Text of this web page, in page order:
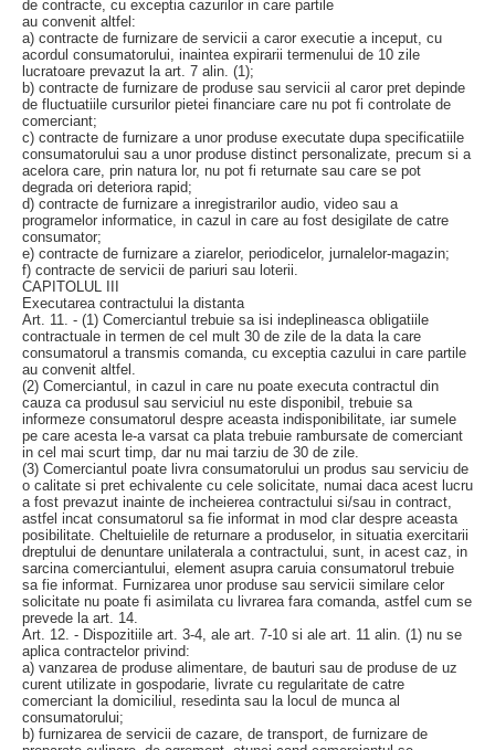
de contracte, cu exceptia cazurilor in care partile
au convenit altfel:
a) contracte de furnizare de servicii a caror executie a inceput, cu
acordul consumatorului, inaintea expirarii termenului de 10 zile
lucratoare prevazut la art. 7 alin. (1);
b) contracte de furnizare de produse sau servicii al caror pret depinde
de fluctuatiile cursurilor pietei financiare care nu pot fi controlate de
comerciant;
c) contracte de furnizare a unor produse executate dupa specificatiile
consumatorului sau a unor produse distinct personalizate, precum si a
acelora care, prin natura lor, nu pot fi returnate sau care se pot
degrada ori deteriora rapid;
d) contracte de furnizare a inregistrarilor audio, video sau a
programelor informatice, in cazul in care au fost desigilate de catre
consumator;
e) contracte de furnizare a ziarelor, periodicelor, jurnalelor-magazin;
f) contracte de servicii de pariuri sau loterii.
CAPITOLUL III
Executarea contractului la distanta
Art. 11. - (1) Comerciantul trebuie sa isi indeplineasca obligatiile
contractuale in termen de cel mult 30 de zile de la data la care
consumatorul a transmis comanda, cu exceptia cazului in care partile
au convenit altfel.
(2) Comerciantul, in cazul in care nu poate executa contractul din
cauza ca produsul sau serviciul nu este disponibil, trebuie sa
informeze consumatorul despre aceasta indisponibilitate, iar sumele
pe care acesta le-a varsat ca plata trebuie rambursate de comerciant
in cel mai scurt timp, dar nu mai tarziu de 30 de zile.
(3) Comerciantul poate livra consumatorului un produs sau serviciu de
o calitate si pret echivalente cu cele solicitate, numai daca acest lucru
a fost prevazut inainte de incheierea contractului si/sau in contract,
astfel incat consumatorul sa fie informat in mod clar despre aceasta
posibilitate. Cheltuielile de returnare a produselor, in situatia exercitarii
dreptului de denuntare unilaterala a contractului, sunt, in acest caz, in
sarcina comerciantului, element asupra caruia consumatorul trebuie
sa fie informat. Furnizarea unor produse sau servicii similare celor
solicitate nu poate fi asimilata cu livrarea fara comanda, astfel cum se
prevede la art. 14.
Art. 12. - Dispozitiile art. 3-4, ale art. 7-10 si ale art. 11 alin. (1) nu se
aplica contractelor privind:
a) vanzarea de produse alimentare, de bauturi sau de produse de uz
curent utilizate in gospodarie, livrate cu regularitate de catre
comerciant la domiciliul, resedinta sau la locul de munca al
consumatorului;
b) furnizarea de servicii de cazare, de transport, de furnizare de